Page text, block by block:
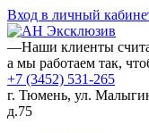
Вход в личный
—Наши клиенты
а мы работаем так,
+7 (3452) 531-265
г. Тюмень, ул.
д.75